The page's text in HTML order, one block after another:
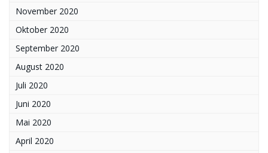
November 2020
Oktober 2020
September 2020
August 2020
Juli 2020
Juni 2020
Mai 2020
April 2020